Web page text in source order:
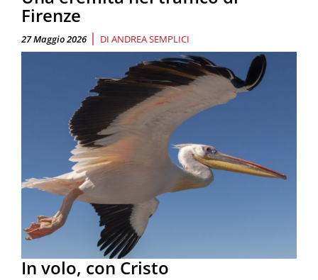
Firenze
27 Maggio 2026 | DI ANDREA SEMPLICI
In volo, con Cristo